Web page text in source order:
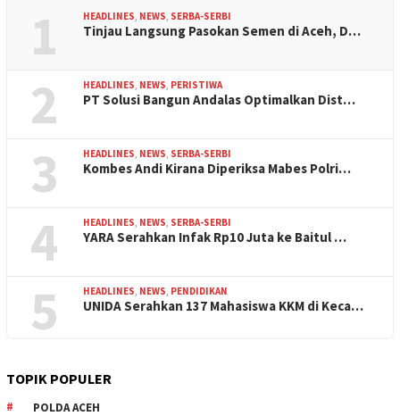
1 HEADLINES NEWS SERBA-SERBI
Tinjau Langsung Pasokan Semen di Aceh, D…
2 HEADLINES NEWS PERISTIWA
PT Solusi Bangun Andalas Optimalkan Dist…
3 HEADLINES NEWS SERBA-SERBI
Kombes Andi Kirana Diperiksa Mabes Polri…
4 HEADLINES NEWS SERBA-SERBI
YARA Serahkan Infak Rp10 Juta ke Baitul …
5 HEADLINES NEWS PENDIDIKAN
UNIDA Serahkan 137 Mahasiswa KKM di Keca…
TOPIK POPULER
POLDA ACEH